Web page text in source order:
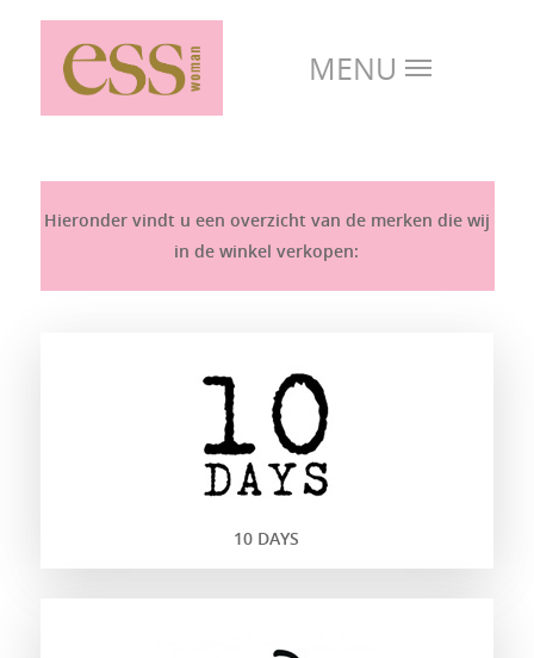
Hieronder vindt u een overzicht van de merken die wij
in de winkel verkopen:
10 DAYS